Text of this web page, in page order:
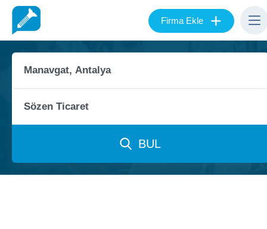
Firma Ekle +
BUL